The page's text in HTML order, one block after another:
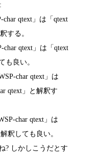
char qtext」は「qtext
する。
char qtext」は「qtext
も良い。
char qtext」は
qtext」と解釈す
char qtext」は
釈しても良い。
? しかしこうだとす